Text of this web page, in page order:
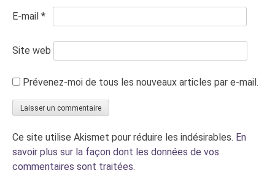
E-mail *
Site web
Prévenez-moi de tous les nouveaux articles par e-mail.
Ce site utilise Akismet pour réduire les indésirables. En
savoir plus sur la façon dont les données de vos
commentaires sont traitées.